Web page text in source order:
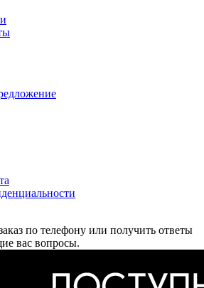
по телефону или получить ответы
вас вопросы.